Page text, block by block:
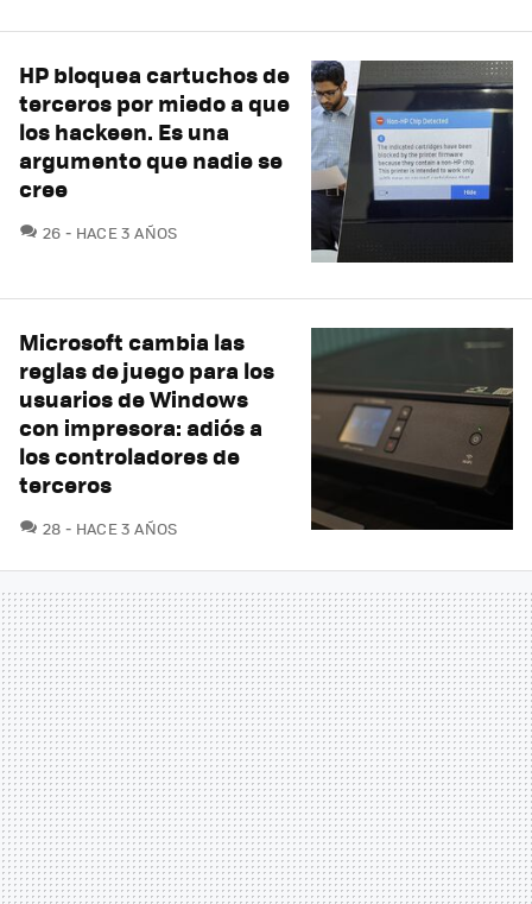
HP bloquea cartuchos de
terceros por miedo a que
los hackeen. Es una
argumento que nadie se
cree
26 COMENTARIOS
HACE 3 AÑOS
Microsoft cambia las
reglas de juego para los
usuarios de Windows
con impresora: adiós a
los controladores de
terceros
28 COMENTARIOS
HACE 3 AÑOS